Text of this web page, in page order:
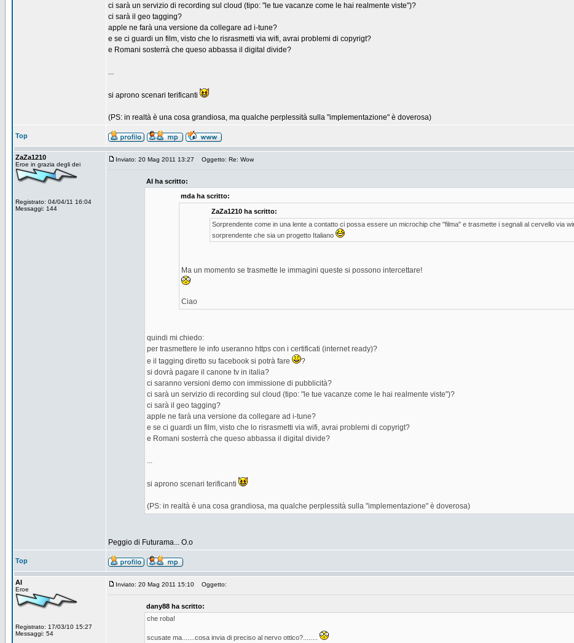
ci sarà un servizio di recording sul cloud (tipo: "le tue vacanze come le hai realmente viste")?
ci sarà il geo tagging?
apple ne farà una versione da collegare ad i-tune?
e se ci guardi un film, visto che lo risrasmetti via wifi, avrai problemi di copyrigt?
e Romani sosterrà che queso abbassa il digital divide?
...
si aprono scenari terificanti
(PS: in realtà è una cosa grandiosa, ma qualche perplessità sulla "implementazione" è doverosa)
Top
ZaZa1210
Eroe in grazia degli dei
Registrato: 04/04/11 16:04
Messaggi: 144
Inviato: 20 Mag 2011 13:27 Oggetto: Re: Wow
AI ha scritto:
mda ha scritto:
ZaZa1210 ha scritto:
Sorprendente come in una lente a contatto ci possa essere un microchip che "filma" e trasmette i segnali al cervello via
sorprendente che sia un progetto Italiano
Ma un momento se trasmette le immagini queste si possono intercettare!
Ciao
quindi mi chiedo:
per trasmettere le info useranno https con i certificati (internet ready)?
e il tagging diretto su facebook si potrà fare
?
si dovrà pagare il canone tv in italia?
ci saranno versioni demo con immissione di pubblicità?
ci sarà un servizio di recording sul cloud (tipo: "le tue vacanze come le hai realmente viste")?
ci sarà il geo tagging?
apple ne farà una versione da collegare ad i-tune?
e se ci guardi un film, visto che lo risrasmetti via wifi, avrai problemi di copyrigt?
e Romani sosterrà che queso abbassa il digital divide?
...
si aprono scenari terificanti
(PS: in realtà è una cosa grandiosa, ma qualche perplessità sulla "implementazione" è doverosa)
Peggio di Futurama... O.o
Top
AI
Eroe
Registrato: 17/03/10 15:27
Messaggi: 54
Inviato: 20 Mag 2011 15:10 Oggetto:
dany88 ha scritto:
che roba!
scusate ma.......cosa invia di preciso al nervo ottico?........